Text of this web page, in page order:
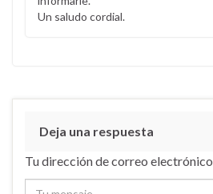
Un saludo cordial.
Deja una respuesta
Tu dirección de correo